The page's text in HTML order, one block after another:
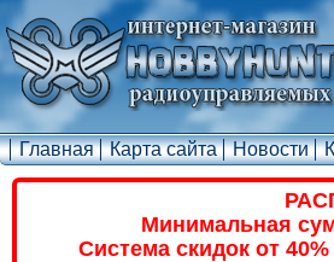
Главная Карта сайта Новости
Минимальная
Система скидок от